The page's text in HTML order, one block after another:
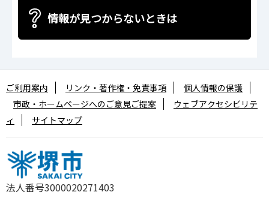
情報が見つからないときは
法人番号3000020271403
ご利用案内 リンク・著作権・免責事項
個人情報の保護
市政・ホームページへのご意見ご提案
ウェブアクセシビリテ
ィ
サイトマップ